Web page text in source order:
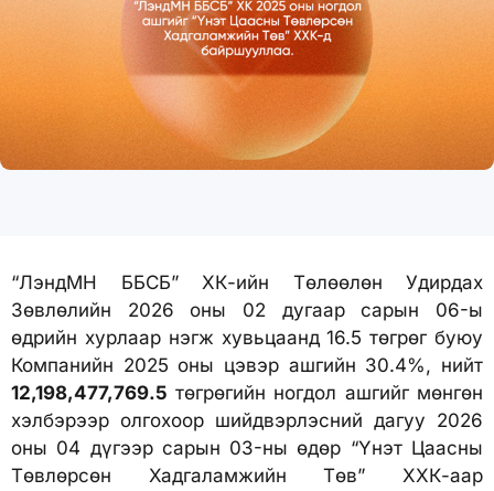
“ЛэндМН ББСБ” ХК-ийн Төлөөлөн Удирдах
Зөвлөлийн 2026 оны 02 дугаар сарын 06-ы
өдрийн хурлаар нэгж хувьцаанд 16.5 төгрөг буюу
Компанийн 2025 оны цэвэр ашгийн 30.4%, нийт
12,198,477,769.5 төгрөгийн ногдол ашгийг мөнгөн
хэлбэрээр олгохоор шийдвэрлэсний дагуу 2026
оны 04 дүгээр сарын 03-ны өдөр “Үнэт Цаасны
Төвлөрсөн Хадгаламжийн Төв” ХХК-аар